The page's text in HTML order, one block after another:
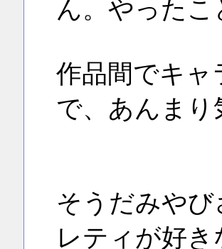
ん。やった
作品間でキ
で、あんま
そうだみや
レティが好